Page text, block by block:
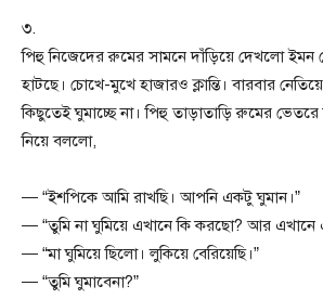
৩.
পিহু নিজেদের রুমের সামনে দাঁড়িয়ে দেখলো ইমন
হাটছে। চোখে-মুখে হাজারও ক্লান্তি। বারবার
কিছুতেই ঘুমাচ্ছে না। পিহু তাড়াতাড়ি রুমের
নিয়ে বললো,
— “ইশপিকে আমি রাখছি। আপনি একটু ঘুমান।”
— “তুমি না ঘুমিয়ে এখানে কি করছো? আর এখানে
— “মা ঘুমিয়ে ছিলো। লুকিয়ে বেরিয়েছি।”
— “তুমি ঘুমাবেনা?”